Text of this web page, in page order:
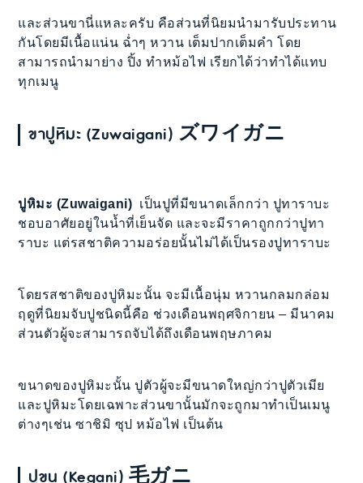
และส่วนขานี่แหละครับ คือส่วนที่นิยมนำมารับประทาน
กันโดยมีเนื้อแน่น ฉ่ำๆ หวาน เต็มปากเต็มคำ โดย
สามารถนำมาย่าง ปิ้ง ทำหม้อไฟ เรียกได้ว่าทำได้แทบ
ทุกเมนู
ขาปูหิมะ (Zuwaigani) ズワイガニ
ปูหิมะ (Zuwaigani) เป็นปูที่มีขนาดเล็กกว่า ปูทาราบะ
ชอบอาศัยอยู่ในน้ำที่เย็นจัด และจะมีราคาถูกกว่าปูทา
ราบะ แต่รสชาติความอร่อยนั้นไม่ได้เป็นรองปูทาราบะ
โดยรสชาติของปูหิมะนั้น จะมีเนื้อนุ่ม หวานกลมกล่อม
ฤดูที่นิยมจับปูชนิดนี้คือ ช่วงเดือนพฤศจิกายน – มีนาคม
ส่วนตัวผู้จะสามารถจับได้ถึงเดือนพฤษภาคม
ขนาดของปูหิมะนั้น ปูตัวผู้จะมีขนาดใหญ่กว่าปูตัวเมีย
และปูหิมะโดยเฉพาะส่วนขานั้นมักจะถูกมาทำเป็นเมนู
ต่างๆเช่น ซาชิมิ ซุป หม้อไฟ เป็นต้น